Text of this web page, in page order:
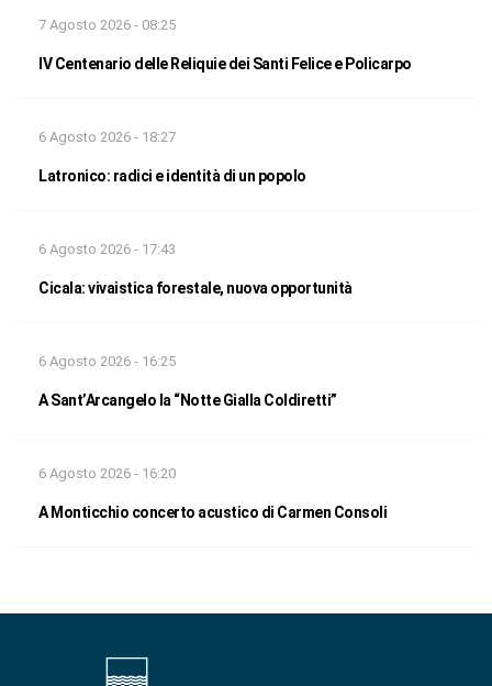
7 Agosto 2026 - 08:25
IV Centenario delle Reliquie dei Santi Felice e Policarpo
6 Agosto 2026 - 18:27
Latronico: radici e identità di un popolo
6 Agosto 2026 - 17:43
Cicala: vivaistica forestale, nuova opportunità
6 Agosto 2026 - 16:25
A Sant’Arcangelo la “Notte Gialla Coldiretti”
6 Agosto 2026 - 16:20
A Monticchio concerto acustico di Carmen Consoli